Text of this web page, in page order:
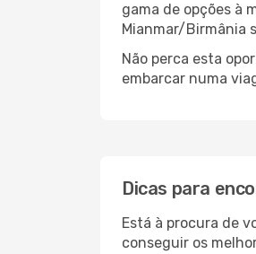
gama de opções à
Mianmar/Birmânia
Não perca esta
embarcar numa
Dicas para
Está à procura de
conseguir os